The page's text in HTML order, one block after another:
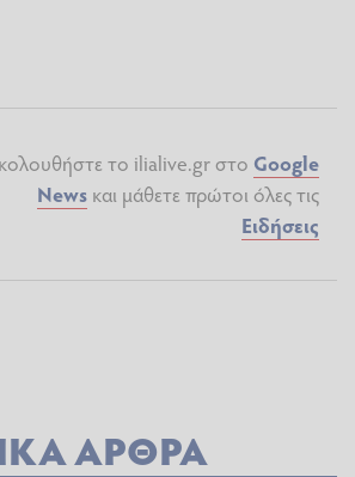
το ilialive.gr στο Google
News και μάθετε πρώτοι όλες τις
Ειδήσεις
ΆΡΘΡΑ